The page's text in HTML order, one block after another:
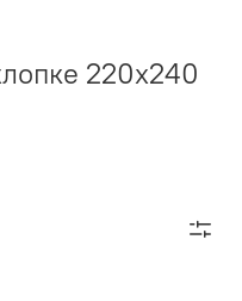
220х240